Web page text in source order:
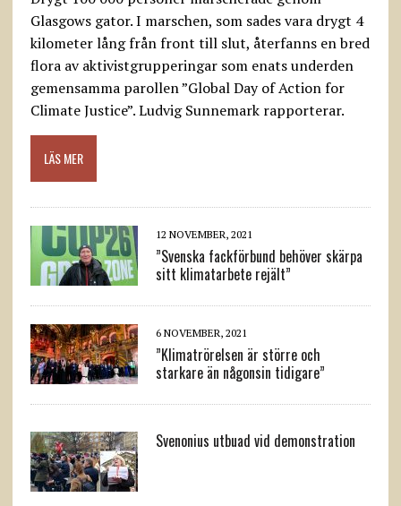
Glasgows gator. I marschen, som sades vara drygt 4
kilometer lång från front till slut, återfanns en bred
flora av aktivistgrupperingar som enats underden
gemensamma parollen ”Global Day of Action for
Climate Justice”. Ludvig Sunnemark rapporterar.
LÄS MER
12 NOVEMBER, 2021
”Svenska fackförbund behöver skärpa
sitt klimatarbete rejält”
6 NOVEMBER, 2021
”Klimatrörelsen är större och
starkare än någonsin tidigare”
Svenonius utbuad vid demonstration